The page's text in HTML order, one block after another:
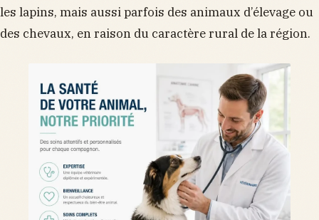
les lapins, mais aussi parfois des animaux d’élevage ou
des chevaux, en raison du caractère rural de la région.